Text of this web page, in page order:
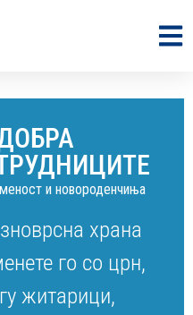
и новороденчиња
храна
го со црн,
житарици,